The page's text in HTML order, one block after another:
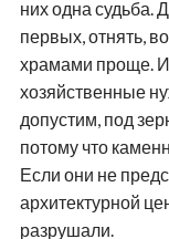
них одна
первых, отнять,
храмами проще.
хозяйственные
допустим, под
потому что
Если они не
архитектурной
разрушали.